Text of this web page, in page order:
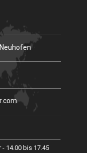
- 14.00 bis 17.45